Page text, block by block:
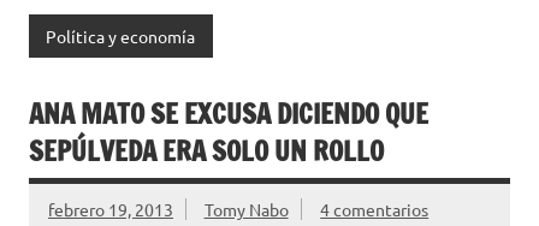
Política y economía
ANA MATO SE EXCUSA DICIENDO QUE
SEPÚLVEDA ERA SOLO UN ROLLO
febrero 19, 2013 Tomy Nabo 4 comentarios